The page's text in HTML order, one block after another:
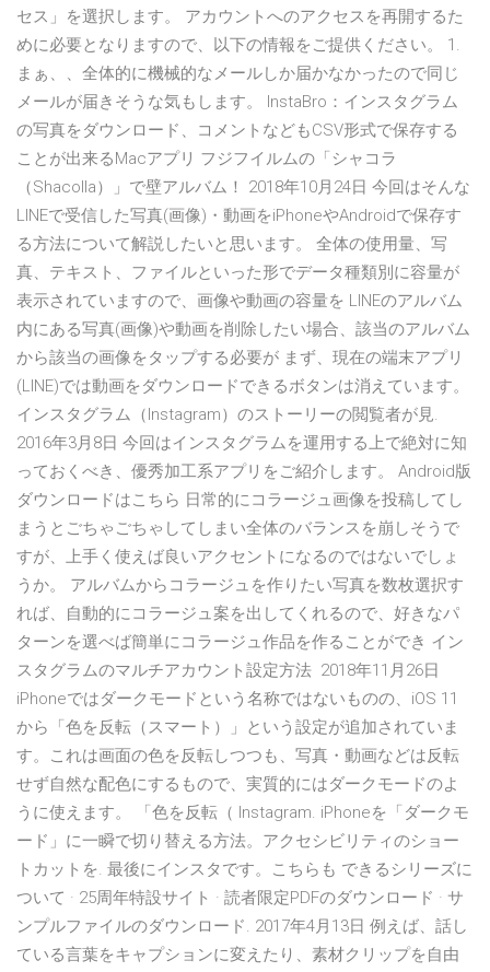
セス」を選択します。 アカウントへのアクセスを再開するた
めに必要となりますので、以下の情報をご提供ください。 1.
まぁ、、全体的に機械的なメールしか届かなかったので同じ
メールが届きそうな気もします。 InstaBro：インスタグラム
の写真をダウンロード、コメントなどもCSV形式で保存する
ことが出来るMacアプリ フジフイルムの「シャコラ
（Shacolla）」で壁アルバム！ 2018年10月24日 今回はそんな
LINEで受信した写真(画像)・動画をiPhoneやAndroidで保存す
る方法について解説したいと思います。 全体の使用量、写
真、テキスト、ファイルといった形でデータ種類別に容量が
表示されていますので、画像や動画の容量を LINEのアルバム
内にある写真(画像)や動画を削除したい場合、該当のアルバム
から該当の画像をタップする必要が まず、現在の端末アプリ
(LINE)では動画をダウンロードできるボタンは消えています。
インスタグラム（Instagram）のストーリーの閲覧者が見.
2016年3月8日 今回はインスタグラムを運用する上で絶対に知
っておくべき、優秀加工系アプリをご紹介します。 Android版
ダウンロードはこちら 日常的にコラージュ画像を投稿してし
まうとごちゃごちゃしてしまい全体のバランスを崩しそうで
すが、上手く使えば良いアクセントになるのではないでしょ
うか。 アルバムからコラージュを作りたい写真を数枚選択す
れば、自動的にコラージュ案を出してくれるので、好きなパ
ターンを選べば簡単にコラージュ作品を作ることができ イン
スタグラムのマルチアカウント設定方法 2018年11月26日
iPhoneではダークモードという名称ではないものの、iOS 11
から「色を反転（スマート）」という設定が追加されていま
す。これは画面の色を反転しつつも、写真・動画などは反転
せず自然な配色にするもので、実質的にはダークモードのよ
うに使えます。 「色を反転（ Instagram. iPhoneを「ダークモ
ード」に一瞬で切り替える方法。アクセシビリティのショー
トカットを. 最後にインスタです。こちらも できるシリーズに
ついて · 25周年特設サイト · 読者限定PDFのダウンロード · サ
ンプルファイルのダウンロード. 2017年4月13日 例えば、話し
ている言葉をキャプションに変えたり、素材クリップを自由